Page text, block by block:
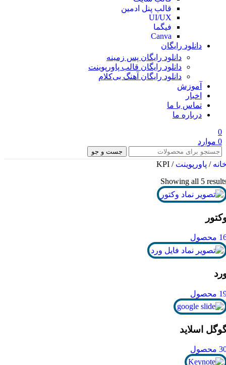
قالب پنل ادمین
UI/UX
فیگما
Canva
دانلود رایگان
دانلود رایگان پس زمینه
دانلود رایگان قالب‌ پاورپوینت
دانلود رایگان آهنگ بی‌کلام
آموزش
اخبار
تماس با ما
درباره ما
0
0 موارد
جست و جو
/ پاورپوینت/
KPI
Showing all 5
محصول
محصول
اسلاید
محصول